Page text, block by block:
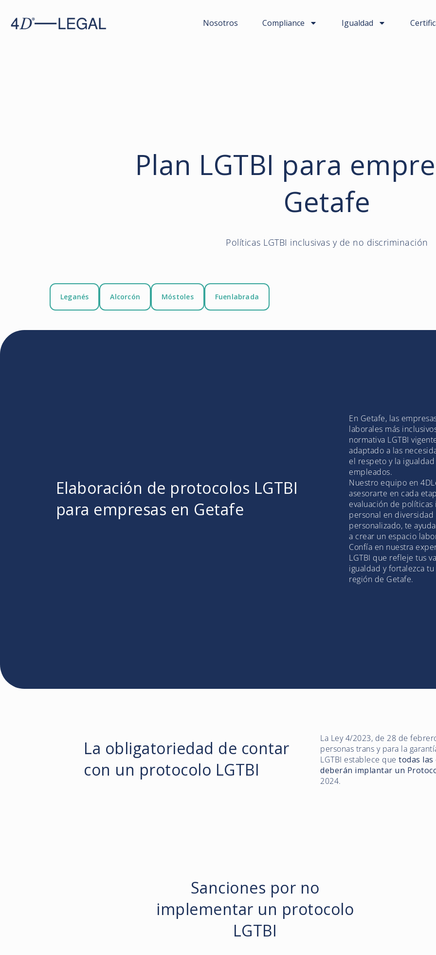
Nosotros Compliance Igualdad
Plan LGTBI para
Getafe
Políticas LGTBI inclusivas y de no discriminación
Leganés Alcorcón Móstoles Fuenlabrada
Elaboración de protocolos LGTBI
para empresas en Getafe
En Getafe, las
laborales más
normativa LGTBI
adaptado a las
el respeto y la
empleados.
Nuestro equipo en
asesorarte en cada
evaluación de
personal en
personalizado, te
a crear un espacio
Confía en nuestra
LGTBI que refleje tus
igualdad y fortalezca
región de Getafe.
La obligatoriedad de contar
con un protocolo LGTBI
La Ley 4/2023, de 28 de
personas trans y para la
LGTBI establece quetodas las
deberán implantar un
2024.
Sanciones por no
implementar un protocolo
LGTBI